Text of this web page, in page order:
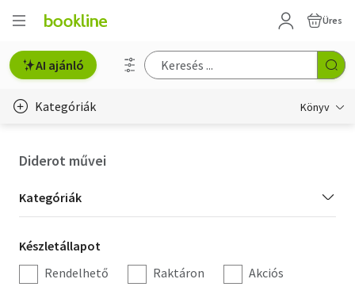
Üres
AI ajánló
Kategóriák Könyv
Hobbi, szabadidő
Irodalom
Diderot művei
Kategória
szűrés
Kategóriák
Készletállapot
szűrés
Készletállapot
Rendelhető
Raktáron Akciós